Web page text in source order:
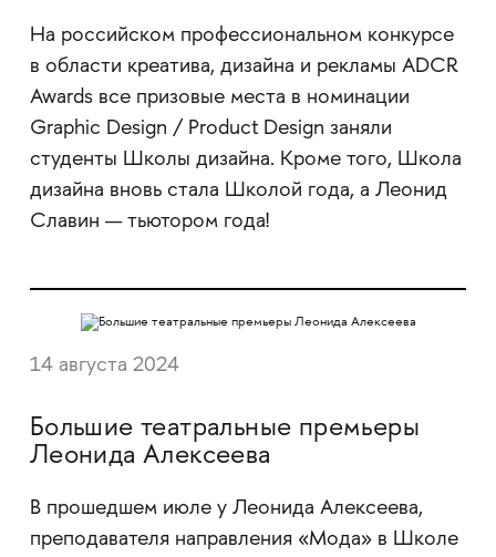
На российском профессиональном конкурсе
в области креатива, дизайна и рекламы ADCR
Awards все призовые места в номинации
Graphic Design / Product Design заняли
студенты Школы дизайна. Кроме того, Школа
дизайна вновь стала Школой года, а Леонид
Славин — тьютором года!
14 августа 2024
Большие театральные премьеры
Леонида Алексеева
В прошедшем июле у Леонида Алексеева,
преподавателя направления «Мода» в Школе